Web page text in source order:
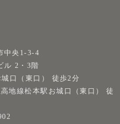
中央1-3-4
ル 2・3階
口（東口） 徒歩2分
地線松本駅お城口（東口） 徒